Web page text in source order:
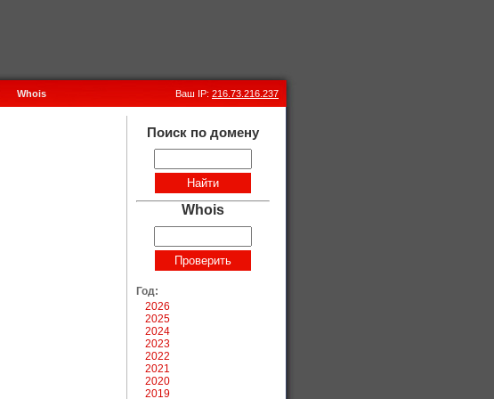
Whois Ваш IP: 216.73.216.237
Поиск по домену
Whois
Год:
2026
2025
2024
2023
2022
2021
2020
2019